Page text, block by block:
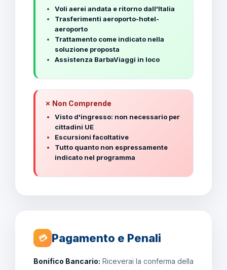
Voli aerei andata e ritorno dall'Italia
Trasferimenti aeroporto-hotel-
aeroporto
Trattamento come indicato nella
soluzione proposta
Assistenza BarbaViaggi in loco
✗ Non Comprende
Visto d'ingresso: non necessario per
cittadini UE
Escursioni facoltative
Tutto quanto non espressamente
indicato nel programma
💳 Pagamento e Penali
Bonifico Bancario: Riceverai la conferma della